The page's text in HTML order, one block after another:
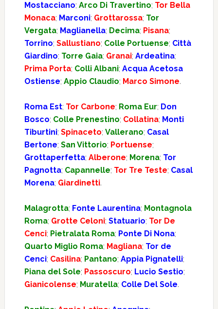
Mostacciano; Arco Di Travertino; Tor Bella
Monaca; Marconi; Grottarossa; Tor
Vergata; Maglianella; Decima; Pisana;
Torrino; Sallustiano; Colle Portuense; Città
Giardino; Torre Gaia; Granai; Ardeatina;
Prima Porta; Colli Albani; Acqua Acetosa
Ostiense; Appio Claudio; Marco Simone.
Roma Est; Tor Carbone; Roma Eur; Don
Bosco; Colle Prenestino; Collatina; Monti
Tiburtini; Spinaceto; Vallerano; Casal
Bertone; San Vittorio; Portuense;
Grottaperfetta; Alberone; Morena; Tor
Pagnotta; Capannelle; Tor Tre Teste; Casal
Morena; Giardinetti.
Malagrotta; Fonte Laurentina; Montagnola
Roma; Grotte Celoni; Statuario; Tor De
Cenci; Pietralata Roma; Ponte Di Nona;
Quarto Miglio Roma; Magliana; Tor de
Cenci; Casilina; Pantano; Appia Pignatelli;
Piana del Sole; Passoscuro; Lucio Sestio;
Gianicolense; Muratella; Colle Del Sole.